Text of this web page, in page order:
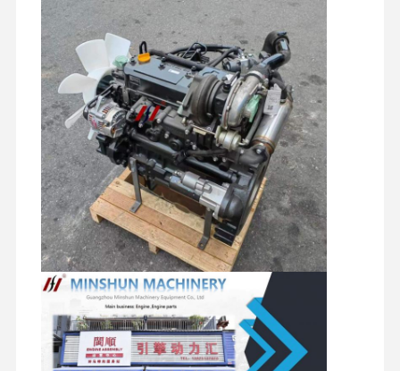
pièces de rechange d'excavatrice